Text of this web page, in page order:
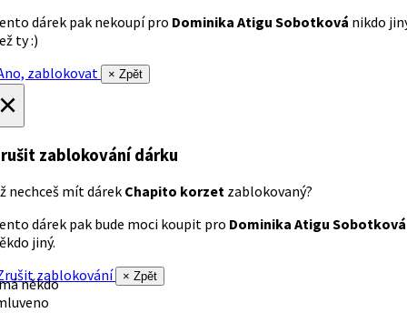
dárek pak nekoupí pro Dominika Atigu Sobotková nikdo
ty :)
zablokovat
× Zpět
zablokování dárku
nechceš mít dárek Chapito korzet zablokovaný?
dárek pak bude moci koupit pro Dominika Atigu Sobotková
jiný.
zablokování
× Zpět
někdo